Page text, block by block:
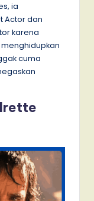
ia
Actor dan
karena
cuma